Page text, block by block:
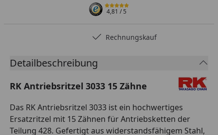
4,81/ 5
Rechnungskauf
Detailbeschreibung
RK Antriebsritzel 3033 15 Zähne
Das RK Antriebsritzel 3033 ist ein hochwertiges
Ersatzritzel mit 15 Zähnen für Antriebsketten der
Teilung 428. Gefertigt aus widerstandsfähigem Stahl,